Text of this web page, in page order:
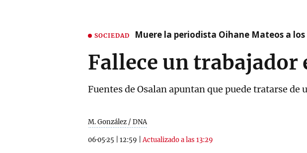
SOCIEDAD Muere la periodista Oihane Mateos a los
Fallece un trabajador
Fuentes de Osalan apuntan que puede tratarse
M. González / DNA
06·05·25 12:59 |Actualizado a las 13:29